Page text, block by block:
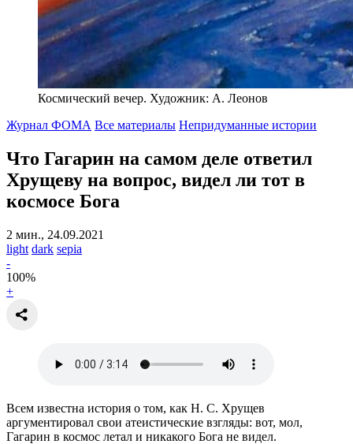
Космический вечер. Художник: А. Леонов
Журнал ФОМА Все материалы Непридуманные истории
Что Гагарин на самом деле ответил
Хрущеву на вопрос, видел ли тот в
космосе Бога
2 мин., 24.09.2021
light dark sepia
-
100%
+
Всем известна история о том, как Н. С. Хрущев
аргументировал свои атеистические взгляды: вот, мол,
Гагарин в космос летал и никакого Бога не видел.